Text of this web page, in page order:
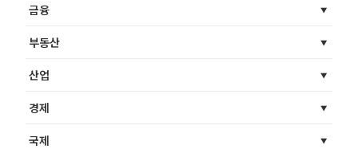
금융
부동산
산업
경제
국제